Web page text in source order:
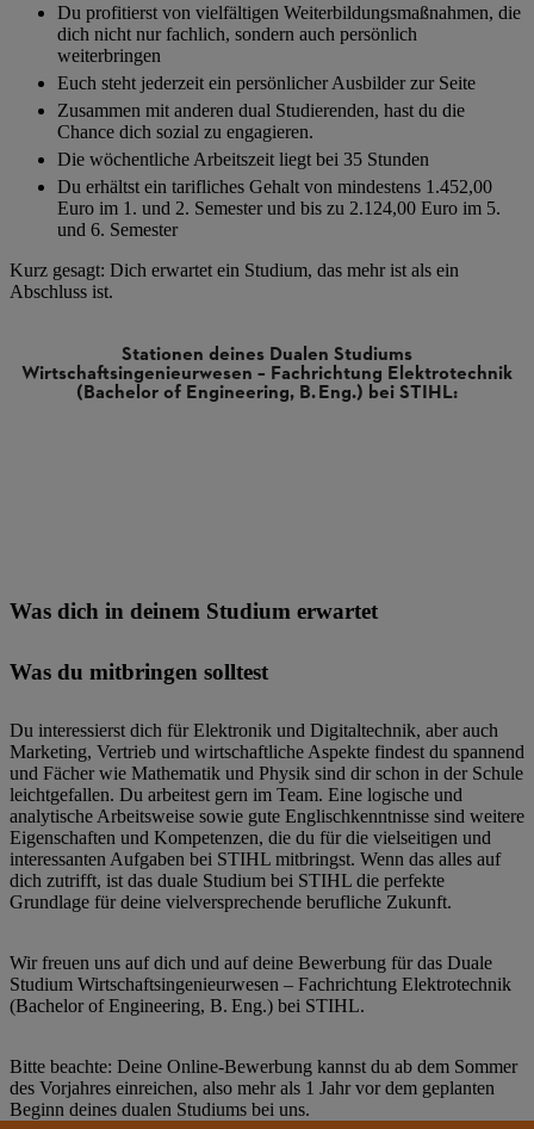
Du profitierst von vielfältigen Weiterbildungsmaßnahmen, die
dich nicht nur fachlich, sondern auch persönlich
weiterbringen
Euch steht jederzeit ein persönlicher Ausbilder zur Seite
Zusammen mit anderen dual Studierenden, hast du die
Chance dich sozial zu engagieren.
Die wöchentliche Arbeitszeit liegt bei 35 Stunden
Du erhältst ein tarifliches Gehalt von mindestens 1.452,00
Euro im 1. und 2. Semester und bis zu 2.124,00 Euro im 5.
und 6. Semester
Kurz gesagt: Dich erwartet ein Studium, das mehr ist als ein
Abschluss ist.
Stationen deines Dualen Studiums
Wirtschaftsingenieurwesen – Fachrichtung Elektrotechnik
(Bachelor of Engineering, B. Eng.) bei STIHL:
Was dich in deinem Studium erwartet
Was du mitbringen solltest
Du interessierst dich für Elektronik und Digitaltechnik, aber auch
Marketing, Vertrieb und wirtschaftliche Aspekte findest du spannend
und Fächer wie Mathematik und Physik sind dir schon in der Schule
leichtgefallen. Du arbeitest gern im Team. Eine logische und
analytische Arbeitsweise sowie gute Englischkenntnisse sind weitere
Eigenschaften und Kompetenzen, die du für die vielseitigen und
interessanten Aufgaben bei STIHL mitbringst. Wenn das alles auf
dich zutrifft, ist das duale Studium bei STIHL die perfekte
Grundlage für deine vielversprechende berufliche Zukunft.
Wir freuen uns auf dich und auf deine Bewerbung für das Duale
Studium Wirtschaftsingenieurwesen – Fachrichtung Elektrotechnik
(Bachelor of Engineering, B. Eng.) bei STIHL.
Bitte beachte: Deine Online-Bewerbung kannst du ab dem Sommer
des Vorjahres einreichen, also mehr als 1 Jahr vor dem geplanten
Beginn deines dualen Studiums bei uns.